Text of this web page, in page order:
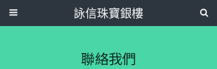
詠信珠寶銀樓
聯絡我們